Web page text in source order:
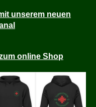
unserem neuen
online Shop